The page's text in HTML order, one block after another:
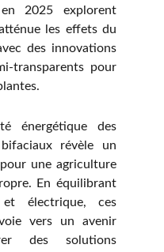
2025 explorent
les effets du
des innovations
transparents pour
énergétique des
révèle un
une agriculture
En équilibrant
et électrique, ces
vers un avenir
des solutions